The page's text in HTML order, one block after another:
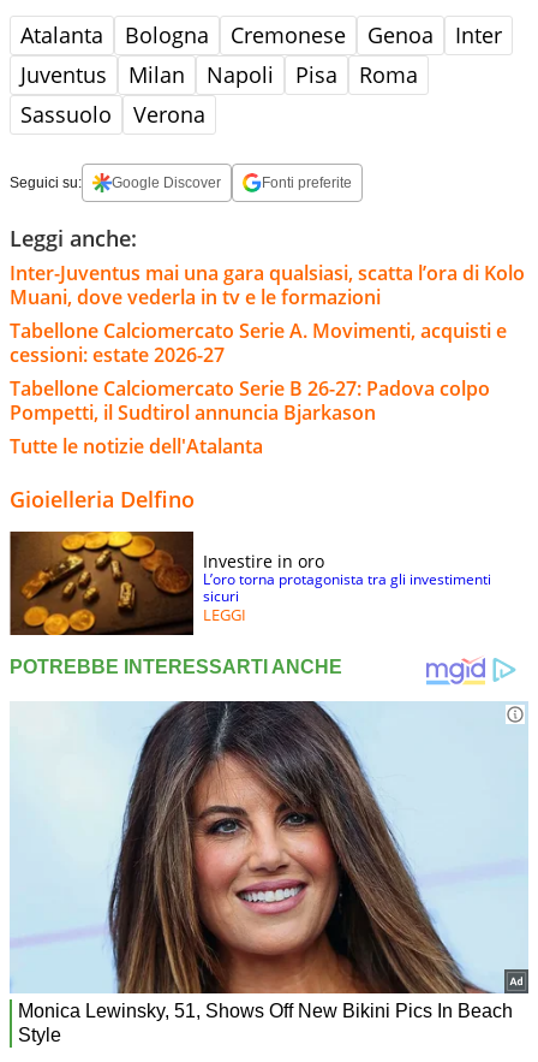
Atalanta Bologna Cremonese Genoa
Inter
Juventus
Milan Napoli Pisa
Roma
Sassuolo
Verona
Seguici su: Google Discover Fonti preferite
Leggi anche:
Inter-Juventus mai una gara qualsiasi, scatta l’ora di Kolo
Muani, dove vederla in tv e le formazioni
Tabellone Calciomercato Serie A. Movimenti, acquisti e
cessioni: estate 2026-27
Tabellone Calciomercato Serie B 26-27: Padova colpo
Pompetti, il Sudtirol annuncia Bjarkason
Tutte le notizie dell'Atalanta
Gioielleria Delfino
Investire in oro
L’oro torna protagonista tra gli investimenti
sicuri
LEGGI